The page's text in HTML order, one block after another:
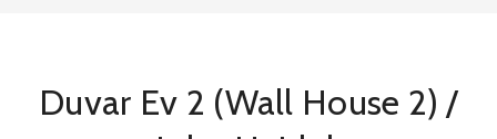
Duvar Ev 2 (Wall House 2) /